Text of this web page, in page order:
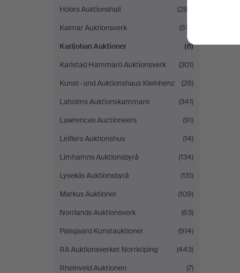
Höörs Auktionshall
(282)
Kalmar Auktionsverk
(517)
Karljohan Auktioner
(8)
Karlstad Hammarö Auktionsverk
(301)
Kunst- und Auktionshaus Kleinhenz
(28)
Laholms Auktionskammare
(341)
Lawrences Auctioneers
(91)
Leiflers Auktionshus
(14)
Limhamns Auktionsbyrå
(134)
Lysekils Auktionsbyrå
(131)
Markus Auktioner
(109)
Norrlands Auktionsverk
(63)
Palsgaard Kunstauktioner
(914)
RA Auktionsverket Norrköping
(443)
Rheinveld Auktionen
(7)